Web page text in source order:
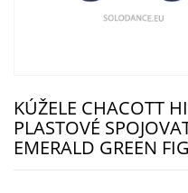
KÚŽELE CHACOTT
PLASTOVÉ
EMERALD GREEN FIG